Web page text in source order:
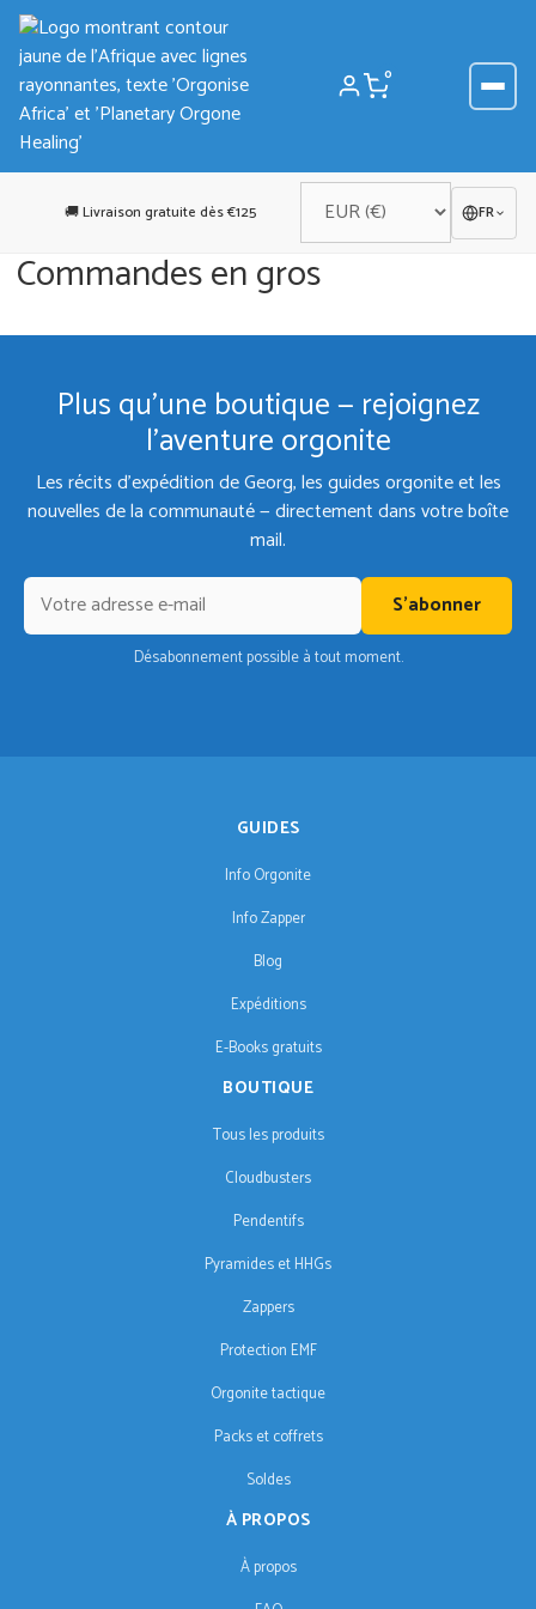
Aller
contenu
0
🚚 Livraison gratuite dès €125 FR
Commandes en gros
Plus qu'une boutique — rejoignez
l'aventure orgonite
Les récits d'expédition de Georg, les guides orgonite et les
nouvelles de la communauté — directement dans votre boîte
mail.
S'abonner
Désabonnement possible à tout moment.
GUIDES
Info Orgonite
Info Zapper
Blog
Expéditions
E-Books gratuits
BOUTIQUE
Tous les produits
Cloudbusters
Pendentifs
Pyramides et HHGs
Zappers
Protection EMF
Orgonite tactique
Packs et coffrets
Soldes
À PROPOS
À propos